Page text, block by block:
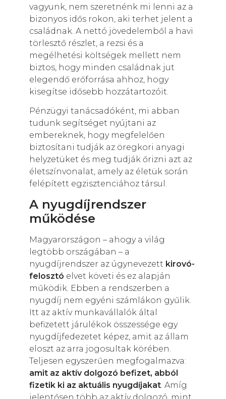
vagyunk, nem szeretnénk mi lenni az a
bizonyos idős rokon, aki terhet jelent a
családnak. A nettó jövedelemből a havi
törlesztő részlet, a rezsi és a
megélhetési költségek mellett nem
biztos, hogy minden családnak jut
elegendő erőforrása ahhoz, hogy
kisegítse idősebb hozzátartozóit.
Pénzügyi tanácsadóként, mi abban
tudunk segítséget nyújtani az
embereknek, hogy megfelelően
biztosítani tudják az öregkori anyagi
helyzetüket és meg tudják őrizni azt az
életszínvonalat, amely az életük során
felépített egzisztenciához társul.
A nyugdíjrendszer
működése
Magyarországon – ahogy a világ
legtöbb országában – a
nyugdíjrendszer az úgynevezett kirovó-
felosztó elvet követi és ez alapján
működik. Ebben a rendszerben a
nyugdíj nem egyéni számlákon gyűlik.
Itt az aktív munkavállalók által
befizetett járulékok összessége egy
nyugdíjfedezetet képez, amit az állam
eloszt az arra jogosultak körében.
Teljesen egyszerűen megfogalmazva:
amit az aktív dolgozó befizet, abból
fizetik ki az aktuális nyugdíjakat . Amíg